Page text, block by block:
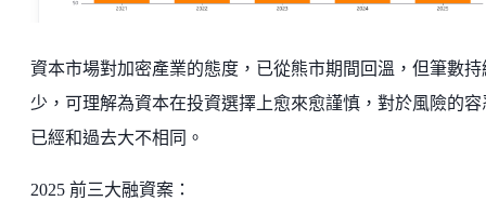
資本市場對加密產業的態度，已從熊市期間回溫，但筆數持
少，可理解為資本在投資選擇上愈來愈謹慎，對於風險的容
已經和過去大不相同。
2025 前三大融資案：